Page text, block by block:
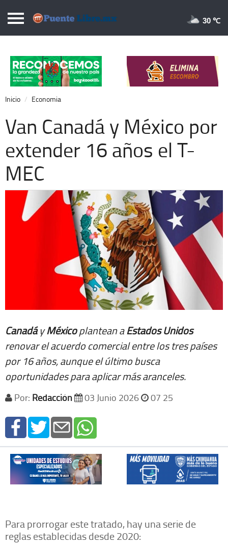
Puentelibre.mx
Local
Nacional
Opinión
Cronos
Economía
Espectáculos
Extra +
30 ℃
Inicio Economia
Van Canadá y México por
extender 16 años el T-
MEC
CanadáyMéxicoplantean aEstados Unidos
renovar el acuerdo comercial entre los tres países
por 16 años, aunque el último busca
oportunidades para aplicar más aranceles.
Por: Redacción 03 Junio 2026 07 25
Para prorrogar este tratado, hay una serie de
reglas establecidas desde 2020: